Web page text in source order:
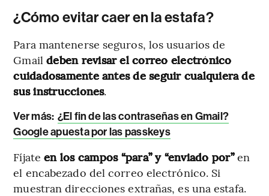
¿Cómo evitar caer en la estafa?
Para mantenerse seguros, los usuarios de
Gmail deben revisar el correo electrónico
cuidadosamente antes de seguir cualquiera de
sus instrucciones.
Ver más: ¿El fin de las contraseñas en Gmail?
Google apuesta por las passkeys
Fíjate en los campos “para” y “enviado por”en
el encabezado del correo electrónico. Si
muestran direcciones extrañas, es una estafa.